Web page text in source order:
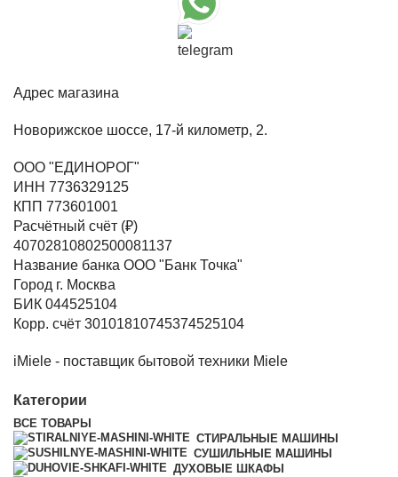
Адрес магазина
Новорижское шоссе, 17-й километр, 2.
ООО "ЕДИНОРОГ"
ИНН 7736329125
КПП 773601001
Расчётный счёт (₽)
40702810802500081137
Название банка ООО "Банк Точка"
Город г. Москва
БИК 044525104
Корр. счёт 30101810745374525104
iMiele - поставщик бытовой техники Miele
Категории
ВСЕ ТОВАРЫ
СТИРАЛЬНЫЕ МАШИНЫ
СУШИЛЬНЫЕ МАШИНЫ
ДУХОВЫЕ ШКАФЫ